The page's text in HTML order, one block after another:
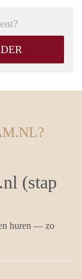
(stap
huren — zo